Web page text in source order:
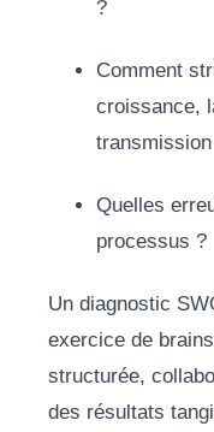
?
Comment
croissance,
Quelles
processus ?
Un diagnostic
exercice de
structurée,
des résultats